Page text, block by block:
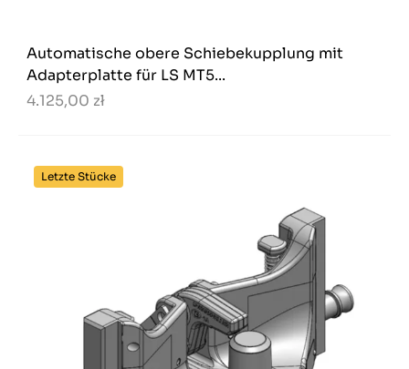
Automatische obere Schiebekupplung mit
Adapterplatte für LS MT5...
4.125,00 zł
Letzte Stücke